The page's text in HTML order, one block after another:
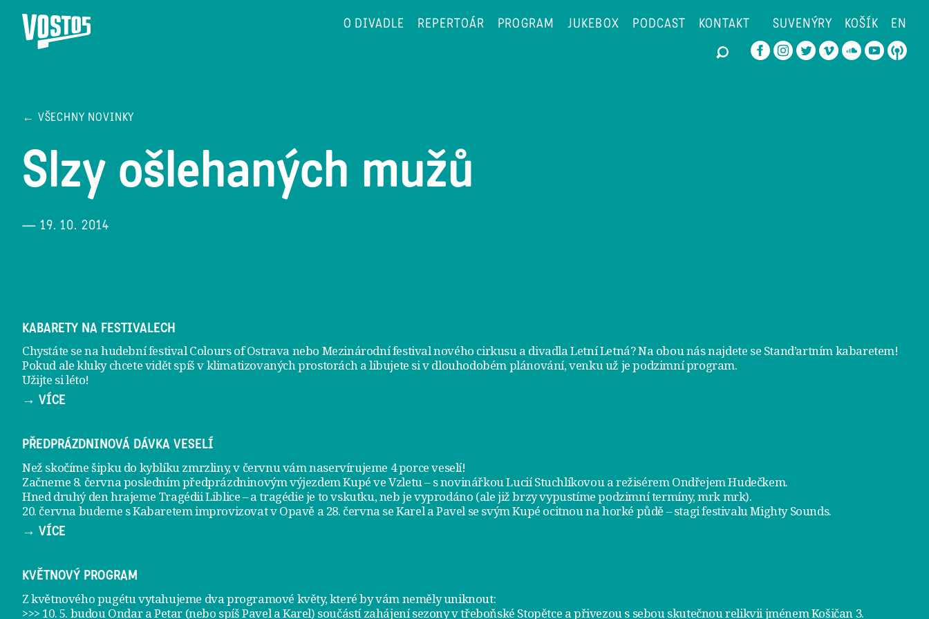
O DIVADLE REPERTOÁR PROGRAM JUKEBOX PODCAST KONTAKT SUVENÝRY KOŠÍK EN
← VŠECHNY NOVINKY
Slzy ošlehaných mužů
— 19. 10. 2014
KABARETY NA FESTIVALECH
Chystáte se na hudební festival Colours of Ostrava nebo Mezinárodní festival nového cirkusu a divadla Letní Letná? Na obou nás najdete se Stand’artním kabaretem!
Pokud ale kluky chcete vidět spíš v klimatizovaných prostorách a libujete si v dlouhodobém plánování, venku už jepodzimní program.
Užijte si léto!
→ VÍCE
PŘEDPRÁZDNINOVÁ DÁVKA VESELÍ
Než skočíme šipku do kyblíku zmrzliny, v červnu vám naservírujeme 4 porce veselí!
Začneme 8. června posledním předprázdninovým výjezdemKupé ve Vzletu– s novinářkou Lucií Stuchlíkovou a režisérem Ondřejem Hudečkem.
Hned druhý den hrajeme Tragédii Liblice– a tragédie je to vskutku, neb je vyprodáno (ale již brzy vypustíme podzimní termíny, mrk mrk).
20. června budeme s Kabaretem improvizovat v Opavě a 28. června se Karel a Pavel se svým Kupé ocitnou na horké půdě – stagi festivalu Mighty Sounds.
→ VÍCE
KVĚTNOVÝ PROGRAM
Z květnového pugétu vytahujeme dva programové květy, které by vám neměly uniknout:
>>> 10. 5. budou Ondar a Petar (nebo spíš Pavel a Karel) součástí zahájení sezony vtřeboňské Stopětce a přivezou s sebou skutečnou relikvii jménemKošičan 3.